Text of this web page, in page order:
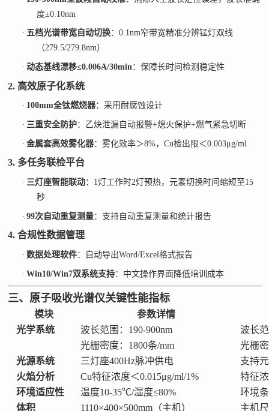
度±0.10nm
·五档光谱带宽自动切换：0.1nm窄带宽精准分辨锰灯双线
（279.5/279.8nm）
·动态基线漂移≤0.006A/30min ：保障长时间检测稳定性
2. 高效原子化系统
· 100mm全钛燃烧器：采用耐腐蚀设计
· 三重安全防护：乙炔泄漏自动报警+熄火保护+燃气紧急切断
·金属套高效雾化器：雾化效率＞8%，Cu检出限＜0.003μg/ml
3. 多任务联检平台
· 三灯座智能联动： 1灯工作时2灯预热，元素切换时间缩短至15
秒
·99次自动重复测量：支持自动重复测量和统计报告
4. 合规性数据管理
·数据处理软件：自动导出Word/Excel格式报告
·Win10/Win7双系统支持：中文操作界面降低培训成本
三、 原子吸收光谱仪关键性能指标
模块
参数详情
光学系统
波长范围： 190-900nm
波长
光栅密度： 1800条/mm
光栅
光源系统
三灯座400Hz脉冲供电
支持
火焰分析
Cu特征浓度＜0.015μg/ml/1%
特征
环境适应性
温度10-35℃/湿度≤80%
环境
体积
1110×400×500mm（主机）
主机